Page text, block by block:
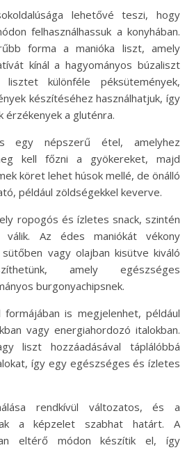
lehetővé teszi, hogy
felhasználhassuk a konyhában.
forma a manióka liszt, amely
kínál a hagyományos búzaliszt
különféle péksütemények,
készítéséhez használhatjuk, így
érzékenyek a gluténra.
egy népszerű étel, amelyhez
kell főzni a gyökereket, majd
köret lehet húsok mellé, de önálló
például zöldségekkel keverve.
ropogós és ízletes snack, szintén
válik. Az édes maniókát vékony
vagy olajban kisütve kiváló
amely egészséges
burgonyachipsnek.
is megjelenhet, például
vagy energiahordozó italokban.
liszt hozzáadásával táplálóbbá
így egy egészséges és ízletes
rendkívül változatos, és a
a képzelet szabhat határt. A
eltérő módon készítik el, így